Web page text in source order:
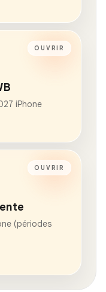
OUVRIR
iPhone
OUVRIR
(périodes